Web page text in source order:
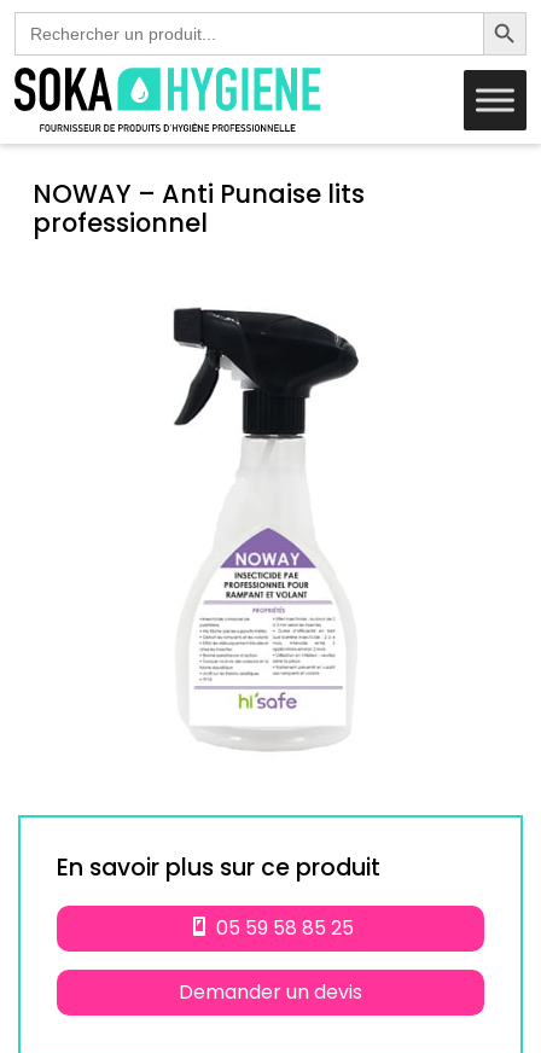
Search
for:
Search
NOWAY – Anti Punaise lits
professionnel
En savoir plus sur ce produit
05 59 58 85 25
Demander un devis